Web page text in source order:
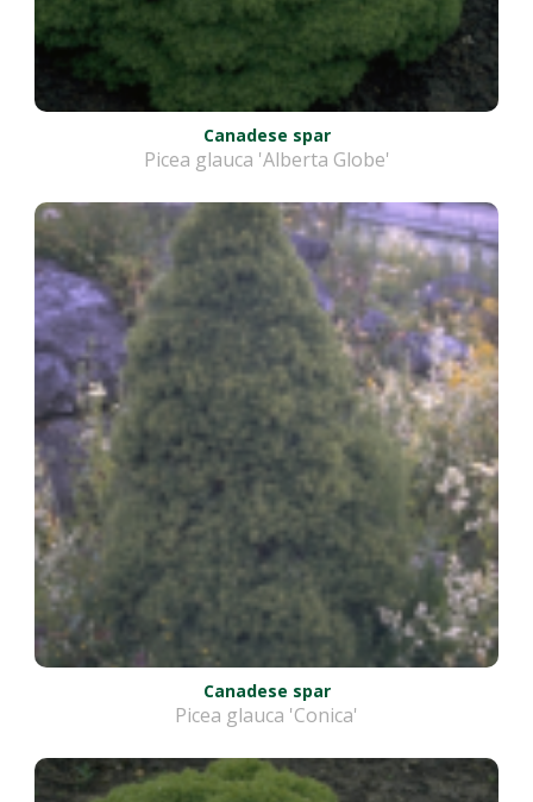
Canadese spar
Picea glauca 'Alberta Globe'
Canadese spar
Picea glauca 'Conica'